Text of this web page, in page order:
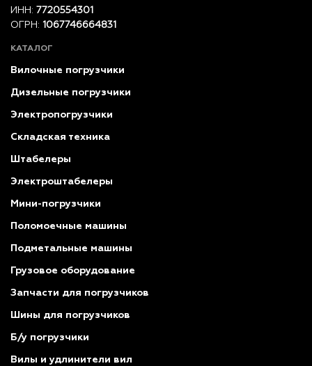
ИНН: 7720554301
ОГРН: 1067746664831
КАТАЛОГ
Вилочные погрузчики
Дизельные погрузчики
Электропогрузчики
Складская техника
Штабелеры
Электроштабелеры
Мини-погрузчики
Поломоечные машины
Подметальные машины
Грузовое оборудование
Запчасти для погрузчиков
Шины для погрузчиков
Б/у погрузчики
Вилы и удлинители вил